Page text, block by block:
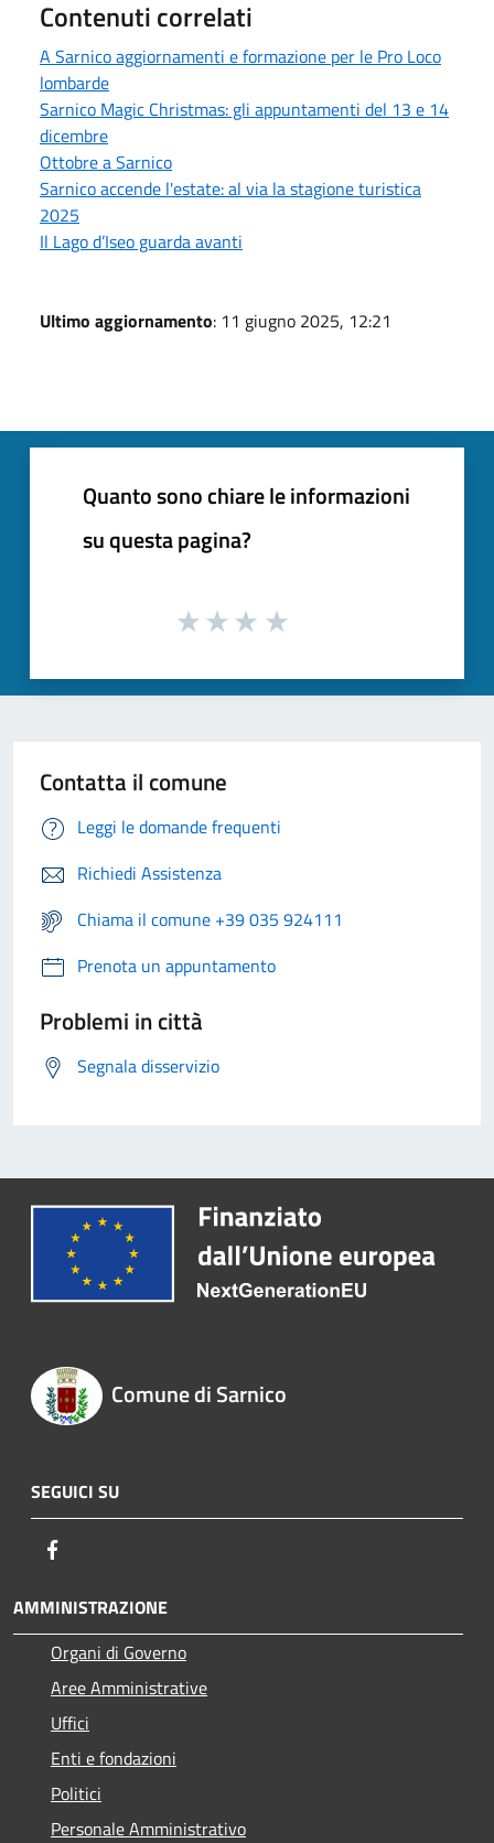
Contenuti correlati
A Sarnico aggiornamenti e formazione per le Pro Loco
lombarde
Sarnico Magic Christmas: gli appuntamenti del 13 e 14
dicembre
Ottobre a Sarnico
Sarnico accende l'estate: al via la stagione turistica
2025
Il Lago d’Iseo guarda avanti
Ultimo aggiornamento: 11 giugno 2025, 12:21
Quanto sono chiare le informazioni
su questa pagina?
Contatta il comune
Leggi le domande frequenti
Richiedi Assistenza
Chiama il comune +39 035 924111
Prenota un appuntamento
Problemi in città
Segnala disservizio
Comune di Sarnico
SEGUICI SU
AMMINISTRAZIONE
Organi di Governo
Aree Amministrative
Uffici
Enti e fondazioni
Politici
Personale Amministrativo